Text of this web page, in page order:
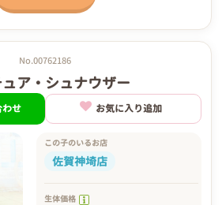
No.00762186
ア・シュナウザー
わせ お気に入り追加
この子のいるお店
佐賀神埼店
生体価格